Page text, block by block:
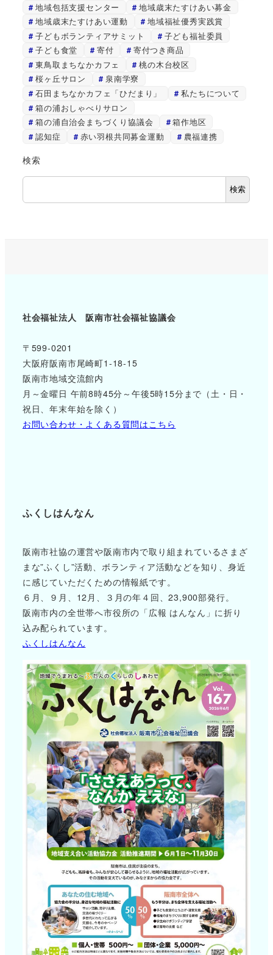
地域包括支援センター
地域歳末たすけあい募金
地域歳末たすけあい運動
地域福祉優秀実践賞
子どもボランティアサミット
子ども福祉委員
子ども食堂
寄付
寄付つき商品
東鳥取まちなかカフェ
桃の木台校区
桜ヶ丘サロン
泉南学寮
石田まちなかカフェ「ひだまり」
私たちについて
箱の浦おしゃべりサロン
箱の浦自治会まちづくり協議会
箱作地区
認知症
赤い羽根共同募金運動 農福連携
検索
検索
社会福祉法人 阪南市社会福祉協議会
〒599-0201
大阪府阪南市尾崎町1-18-15
阪南市地域交流館内
月～金曜日 午前8時45分～午後5時15分まで（土・日・
祝日、年末年始を除く）
お問い合わせ・よくある質問はこちら
ふくしはんなん
阪南市社協の運営や阪南市内で取り組まれているさまざ
まな”ふくし”活動、ボランティア活動などを知り、身近
に感じていただくための情報紙です。
６月、９月、12月、３月の年４回、23,900部発行。
阪南市内の全世帯へ市役所の「広報 はんなん」に折り
込み配られています。
ふくしはんなん